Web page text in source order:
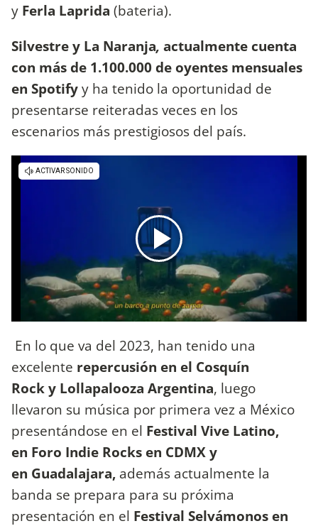
y Ferla Laprida (bateria).
Silvestre y La Naranja, actualmente cuenta
con más de 1.100.000 de oyentes mensuales
en Spotifyy ha tenido la oportunidad de
presentarse reiteradas veces en los
escenarios más prestigiosos del país.
En lo que va del 2023, han tenido una
excelente repercusión en el Cosquín
Rock y Lollapalooza Argentina, luego
llevaron su música por primera vez a México
presentándose en el Festival Vive Latino,
en Foro Indie Rocks en CDMX y
en Guadalajara, además actualmente la
banda se prepara para su próxima
presentación en el Festival Selvámonos en